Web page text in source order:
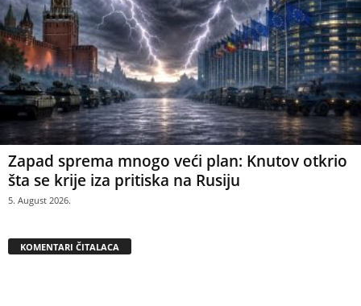
Zapad sprema mnogo veći plan: Knutov otkrio
šta se krije iza pritiska na Rusiju
5. August 2026.
KOMENTARI ČITALACA